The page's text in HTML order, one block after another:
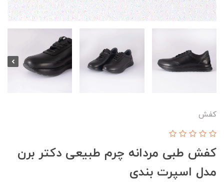
کفش
کفش طبی مردانه چرم طبیعی دکتر برن
مدل اسپرت بندی